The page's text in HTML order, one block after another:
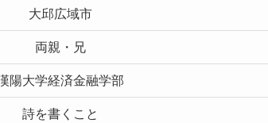
大邱広域市
両親・兄
陽大学経済金融学部
詩を書くこと